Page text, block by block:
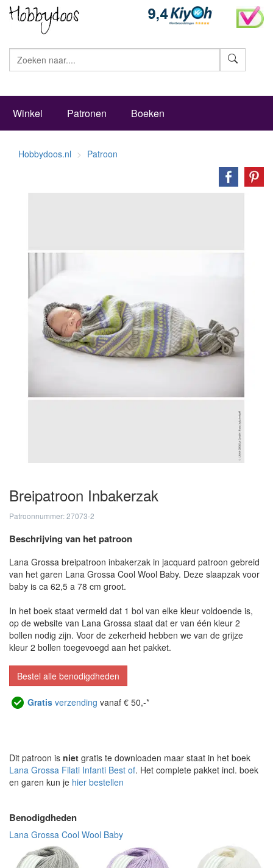
Winkel Patronen Boeken
Hobbydoos.nl Patroon
Breipatroon Inbakerzak
Patroonnummer: 27073-2
Beschrijving van het patroon
Lana Grossa breipatroon inbakerzak in jacquard patroon gebreid
van het garen Lana Grossa Cool Wool Baby. Deze slaapzak voor
baby is ca 62,5 a 78 cm groot.
In het boek staat vermeld dat 1 bol van elke kleur voldoende is,
op de website van Lana Grossa staat dat er van één kleur 2
bollen nodig zijn. Voor de zekerheid hebben we van de grijze
kleur 2 bollen toegevoegd aan het pakket.
Bestel alle benodigdheden
Gratis verzending vanaf € 50,-*
Dit patroon is niet gratis te downloaden maar staat in het boek
Lana Grossa Filati Infanti Best of. Het complete pakket incl. boek
en garen kun je hier bestellen
Benodigdheden
Lana Grossa Cool Wool Baby